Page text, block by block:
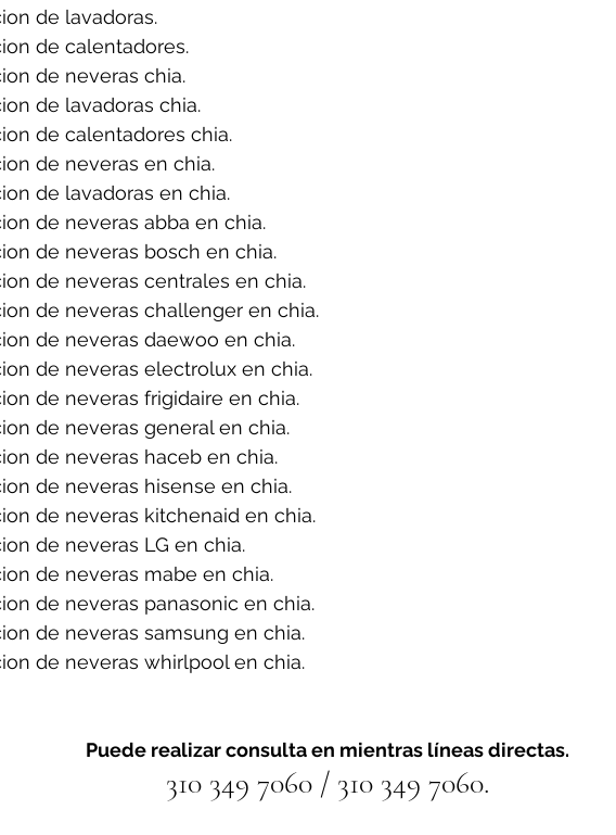
de lavadoras.
de calentadores.
de neveras chia.
de lavadoras chia.
de calentadores chia.
de neveras en chia.
de lavadoras en chia.
de neveras abba en chia.
de neveras bosch en chia.
de neveras centrales en chia.
de neveras challenger en chia.
de neveras daewoo en chia.
de neveras electrolux en chia.
de neveras frigidaire en chia.
de neveras general en chia.
de neveras haceb en chia.
de neveras hisense en chia.
de neveras kitchenaid en chia.
de neveras LG en chia.
de neveras mabe en chia.
de neveras panasonic en chia.
de neveras samsung en chia.
de neveras whirlpool en chia.
Puede realizar consulta en mientras líneas directas.
310 349 7060 / 310 349 7060.